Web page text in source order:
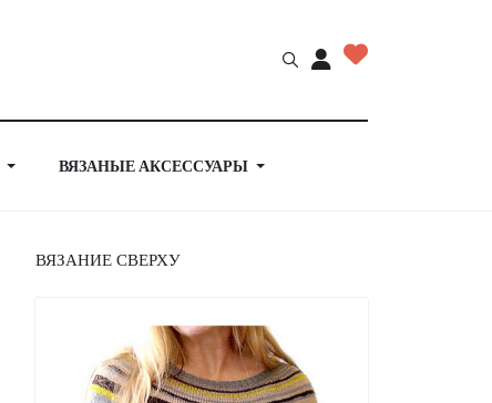
ВЯЗАНЫЕ АКСЕССУАРЫ
ВЯЗАНИЕ СВЕРХУ